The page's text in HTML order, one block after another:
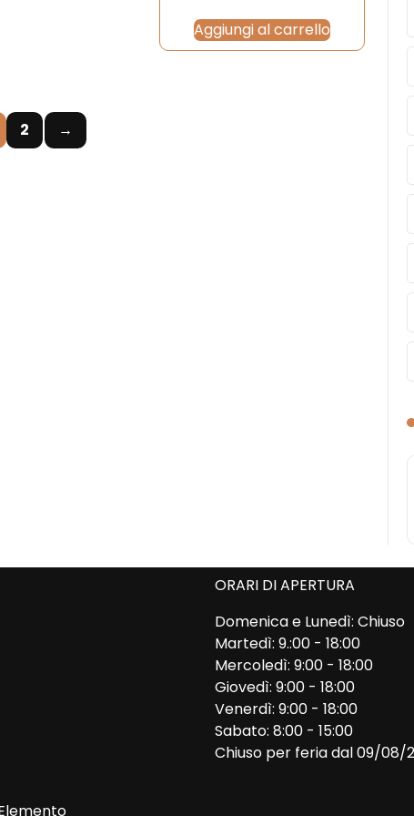
Aggiungi al carrello
2 →
ORARI DI APERTURA
Domenica e Lunedì: Chiuso
Martedì: 9.:00 - 18:00
Mercoledì: 9:00 - 18:00
Giovedì: 9:00 - 18:00
Venerdì: 9:00 - 18:00
Sabato: 8:00 - 15:00
Chiuso per feria dal 09/08/